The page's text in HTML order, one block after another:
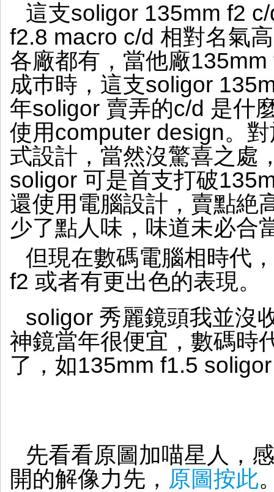
這支soligor 135mm f2
f2.8 macro c/d 相對名氣
各廠都有，當他廠
成巿時，這支soligor
年soligor 賣弄的c/d 是什
使用computer design。
式設計，當然沒驚喜之處
soligor 可是首支打破
還使用電腦設計，賣點絶
少了點人味，味道未必合
但現在數碼電腦相時代
f2 或者有更出色的表現。
soligor 秀麗鏡頭我並沒
神鏡當年很便宜，數碼時
了，如135mm f1.5
先看看原圖加喵星人，
開的解像力先， 原圖按此